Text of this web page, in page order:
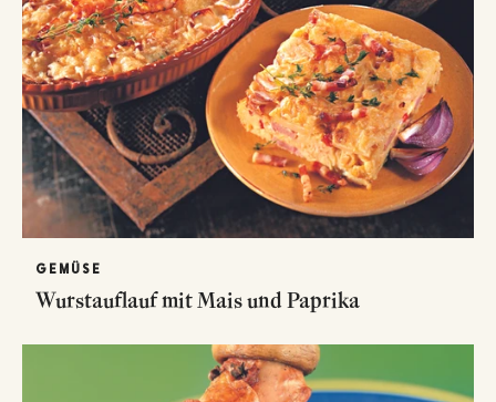
GEMÜSE
Wurstauflauf mit Mais und Paprika